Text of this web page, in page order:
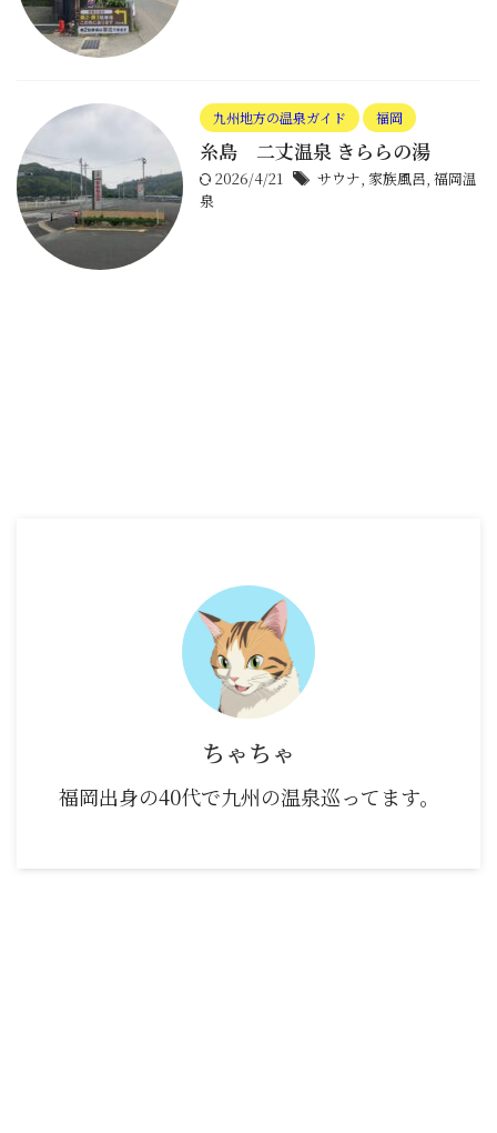
九州地方の温泉ガイド 福岡
糸島 二丈温泉 きららの湯
2026/4/21 サウナ, 家族風呂, 福岡温
泉
ちゃちゃ
福岡出身の40代で九州の温泉巡ってます。